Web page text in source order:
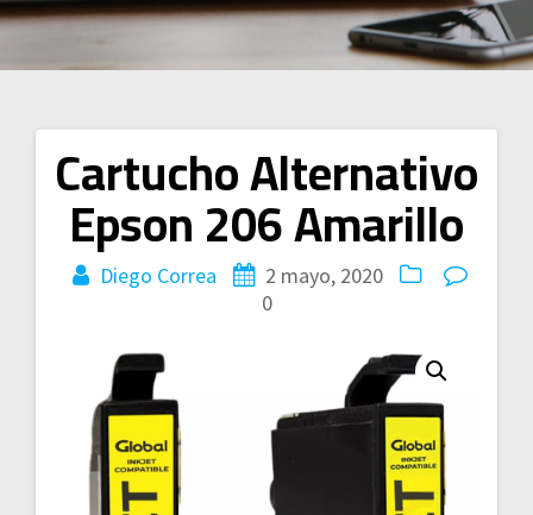
Cartucho Alternativo
Epson 206 Amarillo
Diego Correa
2 mayo, 2020
0
Navegación
de
entradas